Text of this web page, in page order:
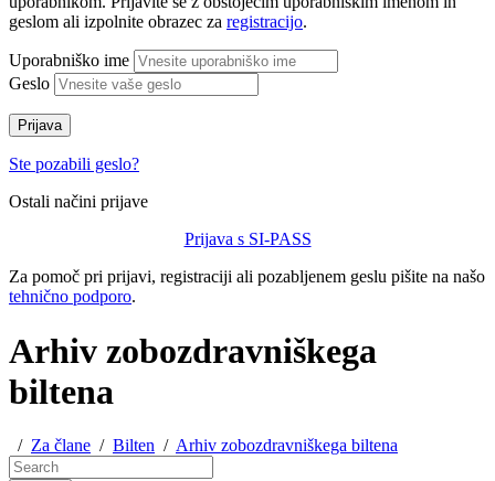
geslom ali izpolnite obrazec za registracijo.
Uporabniško ime
Geslo
Prijava
Ste pozabili geslo?
Ostali načini prijave
Prijava s SI-PASS
Za pomoč pri prijavi, registraciji ali pozabljenem geslu pišite na našo
tehnično podporo.
Arhiv zobozdravniškega
biltena
/ Za člane / Bilten / Arhiv zobozdravniškega biltena